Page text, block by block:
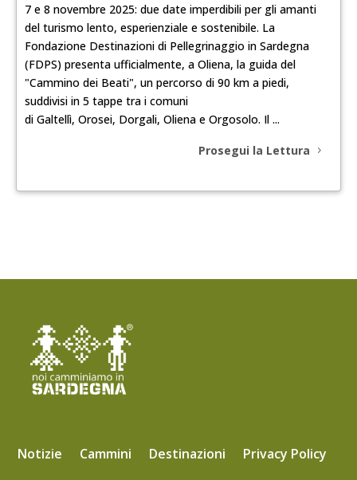
7 e 8 novembre 2025: due date imperdibili per gli amanti
del turismo lento, esperienziale e sostenibile. La
Fondazione Destinazioni di Pellegrinaggio in Sardegna
(FDPS) presenta ufficialmente, a Oliena, la guida del
"Cammino dei Beati", un percorso di 90 km a piedi,
suddivisi in 5 tappe tra i comuni
di Galtellì, Orosei, Dorgali, Oliena e Orgosolo. Il ...
Prosegui la Lettura
Notizie Cammini Destinazioni Privacy Policy